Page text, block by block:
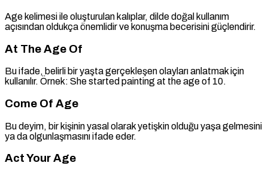
Age kelimesi ile oluşturulan kalıplar, dilde doğal kullanım
açısından oldukça önemlidir ve konuşma becerisini güçlendirir.
At The Age Of
Bu ifade, belirli bir yaşta gerçekleşen olayları anlatmak için
kullanılır. Örnek: She started painting at the age of 10.
Come Of Age
Bu deyim, bir kişinin yasal olarak yetişkin olduğu yaşa gelmesini
ya da olgunlaşmasını ifade eder.
Act Your Age